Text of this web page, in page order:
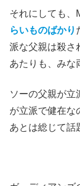
それにしても、
らいものばかり
派な父親は殺さ
あたりも、みな
ソーの父親が立
が立派で健在な
あとは総じて話